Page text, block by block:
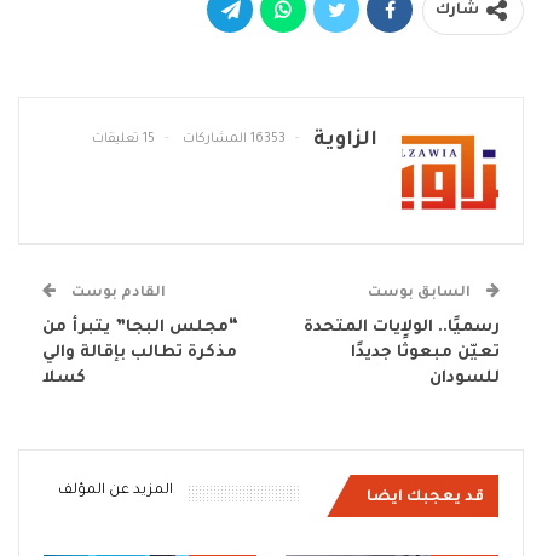
شارك
الزاوية 16353 المشاركات 15 تعليقات
السابق بوست
رسميًا.. الولايات المتحدة
تعيّن مبعوثًا جديدًا
للسودان
القادم بوست
“مجلس البجا” يتبرأ من
مذكرة تطالب بإقالة والي
كسلا
قد يعجبك ايضا المزيد عن المؤلف